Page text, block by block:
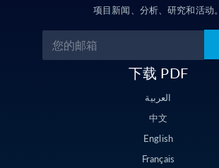
项目新闻、分析、研究和活动。
下载 PDF
العربية
中文
English
Français